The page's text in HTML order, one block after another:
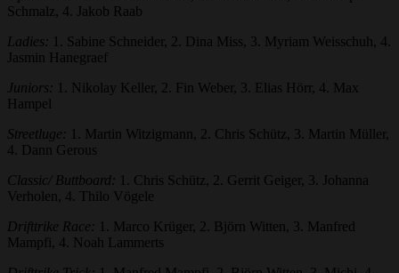
Schmalz, 4. Jakob Raab
Ladies: 1. Sabine Schneider, 2. Dina Miss, 3. Myriam Weisschuh, 4.
Jasmin Hanegraef
Juniors: 1. Nikolay Keller, 2. Fin Weber, 3. Elias Hörr, 4. Max
Hampel
Streetluge: 1. Martin Witzigmann, 2. Chris Schütz, 3. Martin Müller,
4. Dann Gerous
Classic/ Buttboard: 1. Chris Schütz, 2. Gerrit Geiger, 3. Johanna
Verholen, 4. Thilo Vögele
Drifttrike Race: 1. Marco Krüger, 2. Björn Witten, 3. Manfred
Mampfi, 4. Noah Lammerts